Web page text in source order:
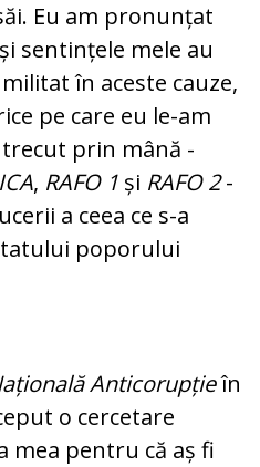
Eu am pronunțat
sentințele mele au
în aceste cauze,
pe care eu le-am
prin mână -
ICA, RAFO 1 și RAFO 2-
a ceea ce s-a
poporului
Anticorupțieîn
o cercetare
mea pentru că aș fi